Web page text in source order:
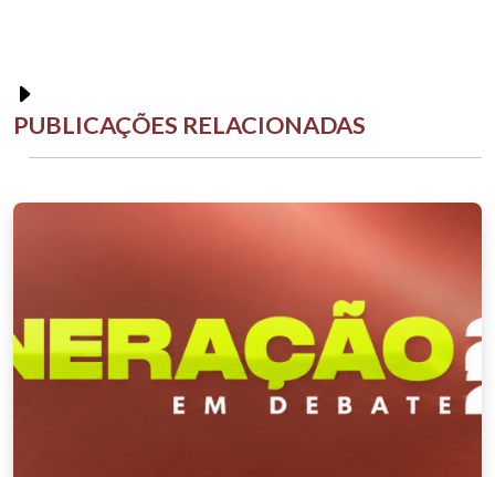
PUBLICAÇÕES RELACIONADAS